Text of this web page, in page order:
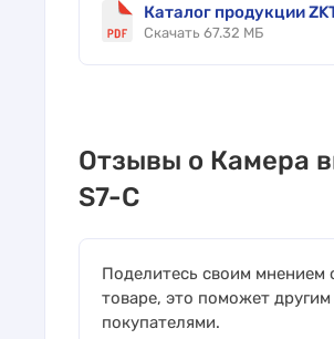
Каталог продукции
Скачать 67.32 МБ
Отзывы о Камера
S7-C
Поделитесь своим мнением
товаре, это поможет другим
покупателями.